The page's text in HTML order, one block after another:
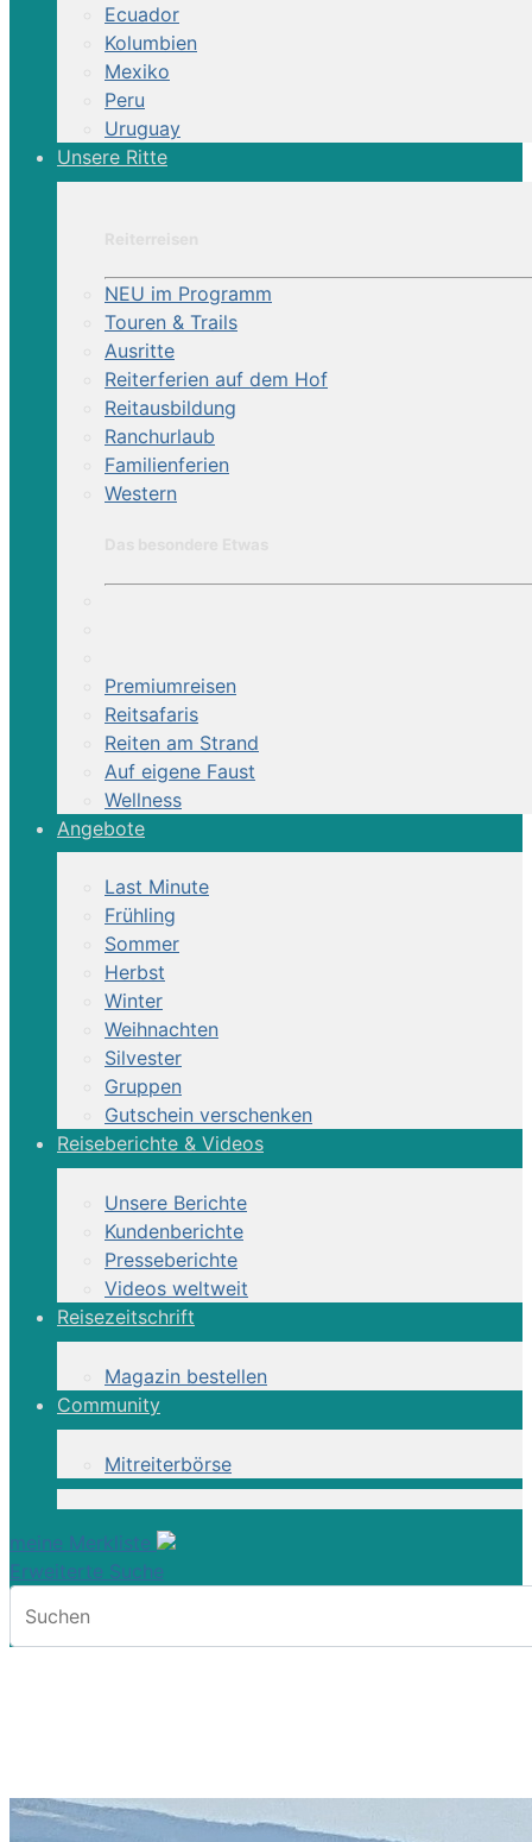
Ecuador
Kolumbien
Mexiko
Peru
Uruguay
Unsere Ritte
NEU im Programm
Touren & Trails
Ausritte
Reiterferien auf dem Hof
Reitausbildung
Ranchurlaub
Familienferien
Western
Premiumreisen
Reitsafaris
Reiten am Strand
Auf eigene Faust
Wellness
Angebote
Last Minute
Frühling
Sommer
Herbst
Winter
Weihnachten
Silvester
Gruppen
Gutschein verschenken
Reiseberichte & Videos
Unsere Berichte
Kundenberichte
Presseberichte
Videos weltweit
Reisezeitschrift
Magazin bestellen
Community
Mitreiterbörse
meine Merkliste
Erweiterte Suche